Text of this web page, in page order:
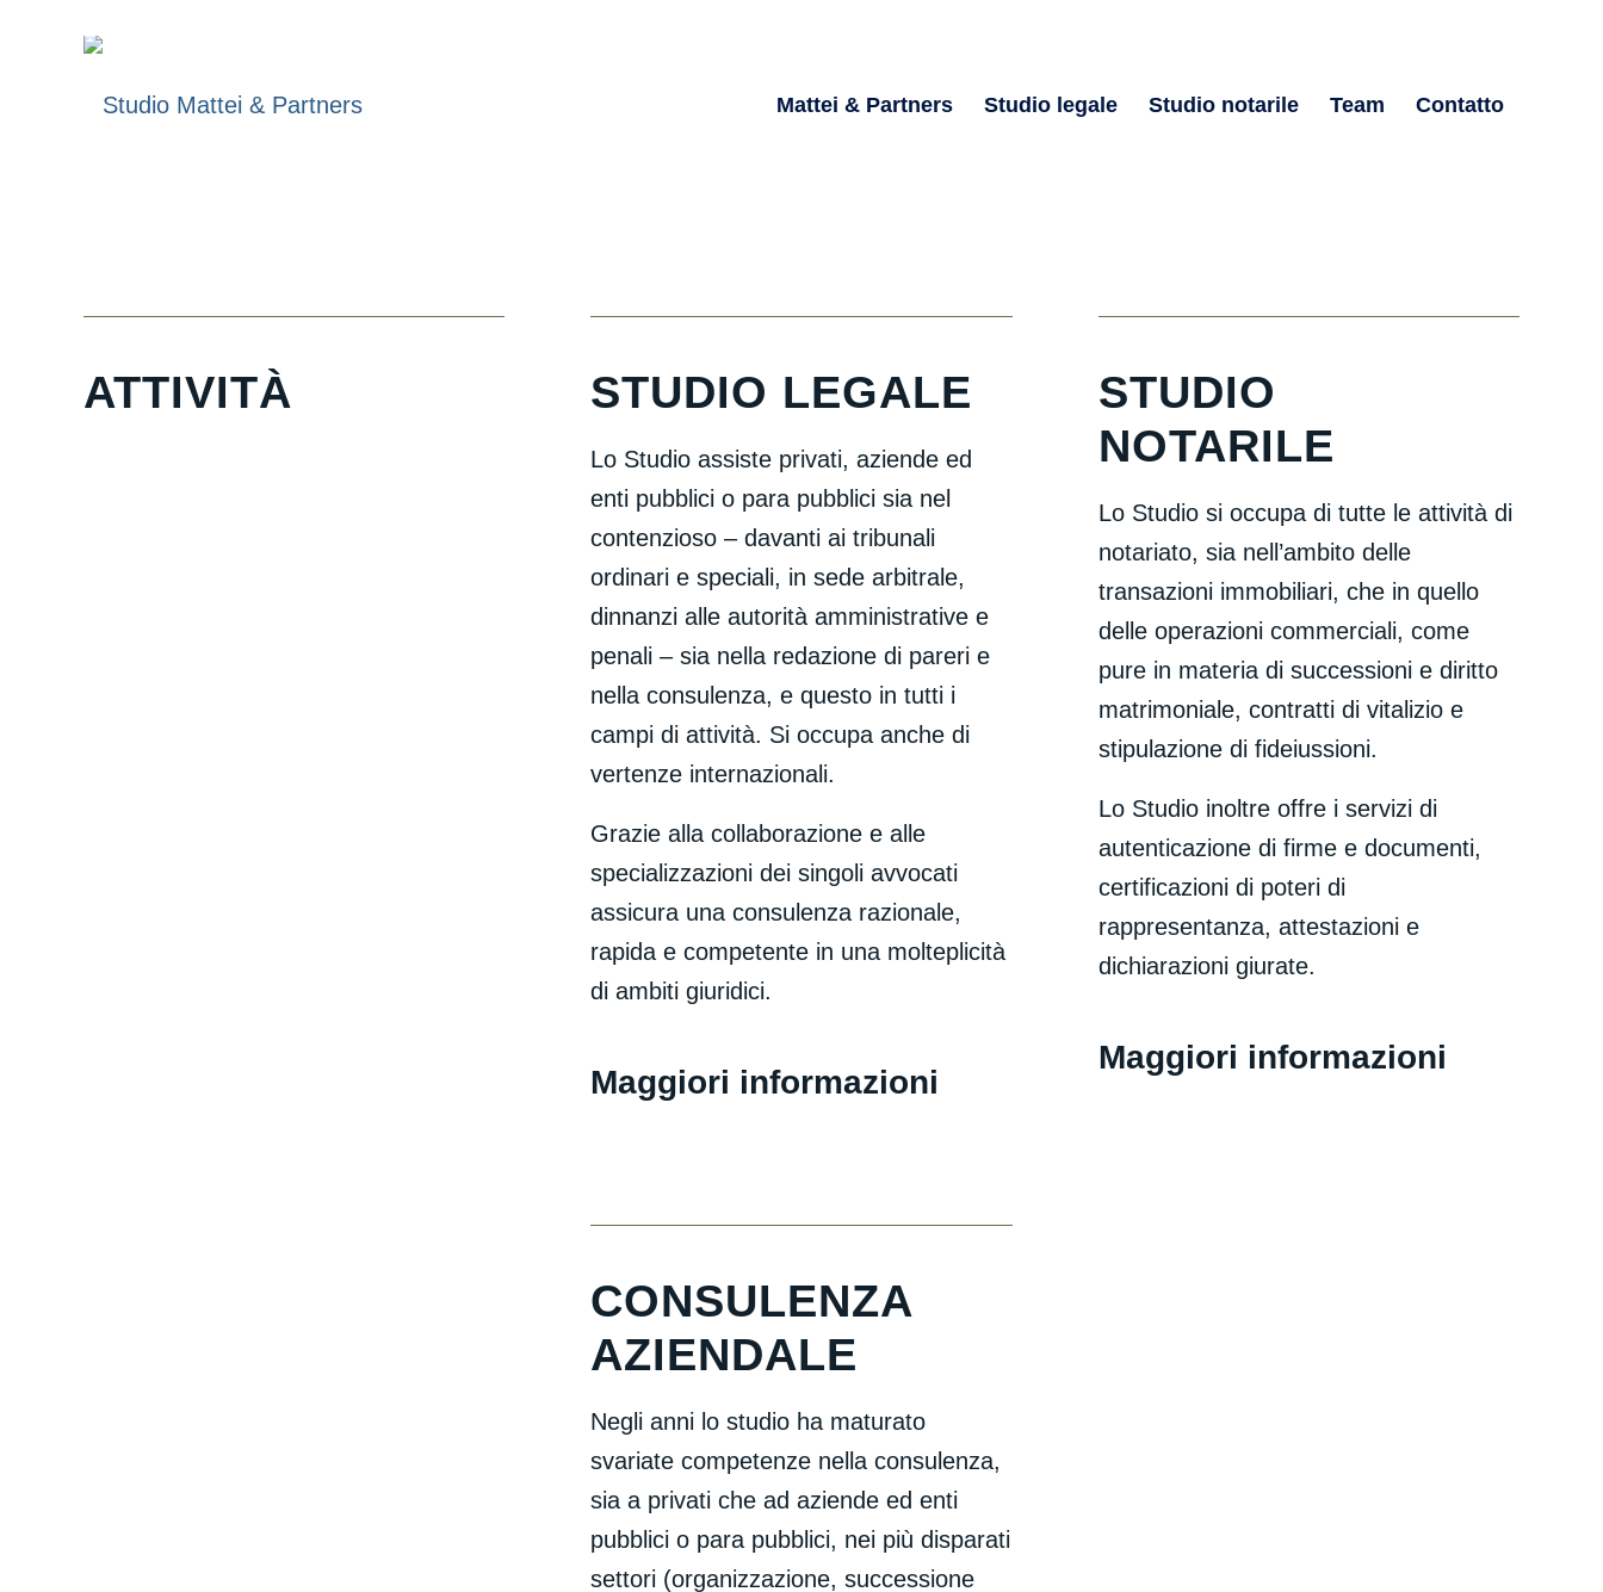
Mattei & Partners Studio legale Studio notarile Team Contatto
ATTIVITÀ STUDIO LEGALE
Lo Studio assiste privati, aziende ed
enti pubblici o para pubblici sia nel
contenzioso – davanti ai tribunali
ordinari e speciali, in sede arbitrale,
dinnanzi alle autorità amministrative e
penali – sia nella redazione di pareri e
nella consulenza, e questo in tutti i
campi di attività. Si occupa anche di
vertenze internazionali.
Grazie alla collaborazione e alle
specializzazioni dei singoli avvocati
assicura una consulenza razionale,
rapida e competente in una molteplicità
di ambiti giuridici.
Maggiori informazioni
STUDIO
NOTARILE
Lo Studio si occupa di tutte le attività di
notariato, sia nell’ambito delle
transazioni immobiliari, che in quello
delle operazioni commerciali, come
pure in materia di successioni e diritto
matrimoniale, contratti di vitalizio e
stipulazione di fideiussioni.
Lo Studio inoltre offre i servizi di
autenticazione di firme e documenti,
certificazioni di poteri di
rappresentanza, attestazioni e
dichiarazioni giurate.
Maggiori informazioni
CONSULENZA
AZIENDALE
Negli anni lo studio ha maturato
svariate competenze nella consulenza,
sia a privati che ad aziende ed enti
pubblici o para pubblici, nei più disparati
settori (organizzazione, successione